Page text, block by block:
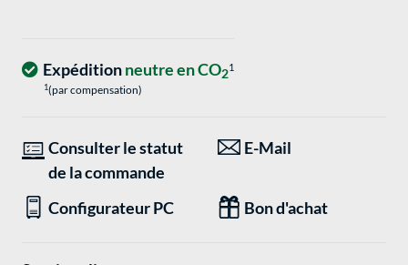
Expéditionneutre en CO21
1(par compensation)
Consulter le statut
de la commande
E-Mail
Configurateur PC Bon d'achat